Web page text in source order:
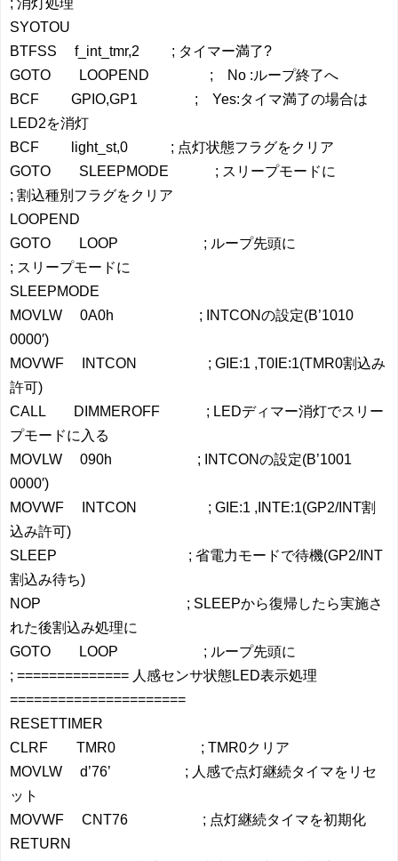
; 消灯処理
SYOTOU
BTFSS f_int_tmr,2 ; タイマー満了?
GOTO LOOPEND ; No :ループ終了へ
BCF GPIO,GP1 ; Yes:タイマ満了の場合は
LED2を消灯
BCF light_st,0 ; 点灯状態フラグをクリア
GOTO SLEEPMODE ; スリープモードに
; 割込種別フラグをクリア
LOOPEND
GOTO LOOP ; ループ先頭に
; スリープモードに
SLEEPMODE
MOVLW 0A0h ; INTCONの設定(B’1010
0000′)
MOVWF INTCON ; GIE:1 ,T0IE:1(TMR0割込み
許可)
CALL DIMMEROFF ; LEDディマー消灯でスリー
プモードに入る
MOVLW 090h ; INTCONの設定(B’1001
0000′)
MOVWF INTCON ; GIE:1 ,INTE:1(GP2/INT割
込み許可)
SLEEP ; 省電力モードで待機(GP2/INT
割込み待ち)
NOP ; SLEEPから復帰したら実施さ
れた後割込み処理に
GOTO LOOP ; ループ先頭に
; ============== 人感センサ状態LED表示処理
======================
RESETTIMER
CLRF TMR0 ; TMR0クリア
MOVLW d’76’ ; 人感で点灯継続タイマをリセ
ット
MOVWF CNT76 ; 点灯継続タイマを初期化
RETURN